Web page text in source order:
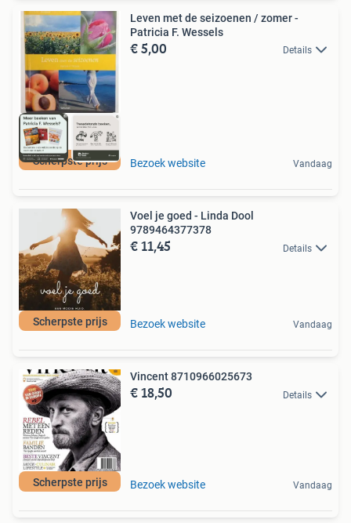
Scherpste prijs
Leven met de seizoenen / zomer -
Patricia F. Wessels
€ 5,00 Details
Bezoek website Vandaag
Scherpste prijs
Voel je goed - Linda Dool
9789464377378
€ 11,45 Details
Bezoek website Vandaag
Scherpste prijs
Vincent 8710966025673
€ 18,50 Details
Bezoek website Vandaag